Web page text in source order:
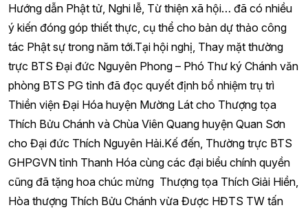
Hướng dẫn Phật tử, Nghi lễ, Từ thiện xã hội… đã có nhiều
ý kiến đóng góp thiết thực, cụ thể cho bản dự thảo công
tác Phật sự trong năm tới.Tại hội nghị, Thay mặt thường
trực BTS Đại đức Nguyên Phong – Phó Thư ký Chánh văn
phòng BTS PG tỉnh đã đọc quyết định bổ nhiệm trụ trì
Thiền viện Đại Hóa huyện Mường Lát cho Thượng tọa
Thích Bửu Chánh và Chùa Viên Quang huyện Quan Sơn
cho Đại đức Thích Nguyên Hải.Kế đến, Thường trực BTS
GHPGVN tỉnh Thanh Hóa cùng các đại biểu chính quyền
cũng đã tặng hoa chúc mừng Thượng tọa Thích Giải Hiền,
Hòa thượng Thích Bửu Chánh vừa Được HĐTS TW tấn